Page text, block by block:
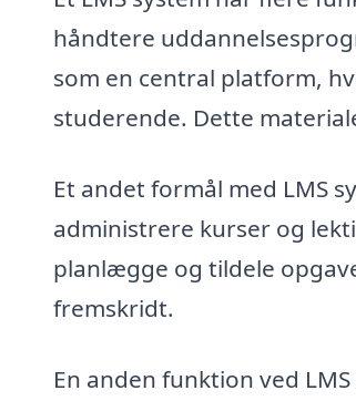
håndtere
som en central platform,
studerende. Dette
Et andet formål med LMS
administrere kurser og
planlægge og tildele
fremskridt.
En anden funktion ved